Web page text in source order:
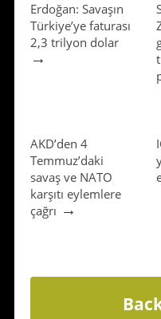
Erdoğan: Savaşın
Türkiye’ye faturası
2,3 trilyon dolar
→
AKD’den 4
Temmuz’daki
savaş ve NATO
karşıtı eylemlere
çağrı →